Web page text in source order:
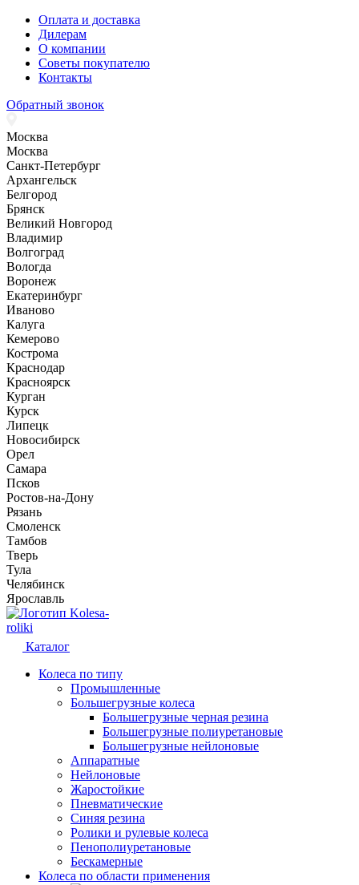
Оплата и доставка
Дилерам
О компании
Советы покупателю
Контакты
Обратный звонок
Москва
Москва
Санкт-Петербург
Архангельск
Белгород
Брянск
Великий Новгород
Владимир
Волгоград
Вологда
Воронеж
Екатеринбург
Иваново
Калуга
Кемерово
Кострома
Краснодар
Красноярск
Курган
Курск
Липецк
Новосибирск
Орел
Самара
Псков
Ростов-на-Дону
Рязань
Смоленск
Тамбов
Тверь
Тула
Челябинск
Ярославль
Kolesa-
roliki
Каталог
Колеса по типу
Промышленные
Большегрузные колеса
Большегрузные черная резина
Большегрузные полиуретановые
Большегрузные нейлоновые
Аппаратные
Нейлоновые
Жаростойкие
Пневматические
Синяя резина
Ролики и рулевые колеса
Пенополиуретановые
Бескамерные
Колеса по области применения